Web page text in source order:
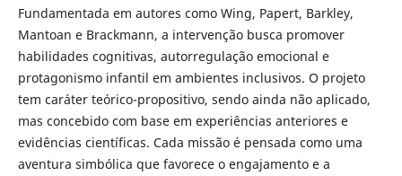
Fundamentada em autores como Wing, Papert, Barkley,
Mantoan e Brackmann, a intervenção busca promover
habilidades cognitivas, autorregulação emocional e
protagonismo infantil em ambientes inclusivos. O projeto
tem caráter teórico-propositivo, sendo ainda não aplicado,
mas concebido com base em experiências anteriores e
evidências científicas. Cada missão é pensada como uma
aventura simbólica que favorece o engajamento e a